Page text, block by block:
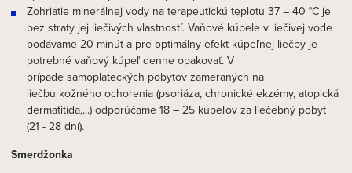
Zohriatie minerálnej vody na terapeutickú teplotu 37 – 40 °C je
bez straty jej liečivých vlastností. Vaňové kúpele v liečivej vode
podávame 20 minút a pre optimálny efekt kúpeľnej liečby je
potrebné vaňový kúpeľ denne opakovať. V
prípade samoplateckých pobytov zameraných na
liečbu kožného ochorenia (psoriáza, chronické ekzémy, atopická
dermatitída,...) odporúčame 18 – 25 kúpeľov za liečebný pobyt
(21 - 28 dní).
Smerdžonka